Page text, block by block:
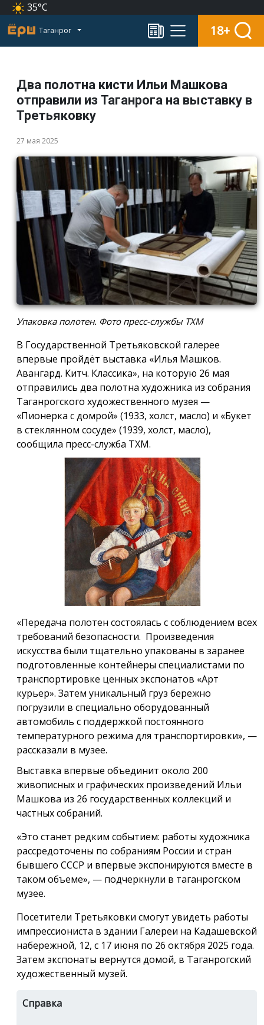
35°C
Таганрог 18+
Два полотна кисти Ильи Машкова
отправили из Таганрога на выставку в
Третьяковку
27 мая 2025
Упаковка полотен. Фото пресс-службы ТХМ
В Государственной Третьяковской галерее
впервые пройдёт выставка «Илья Машков.
Авангард. Китч. Классика», на которую 26 мая
отправились два полотна художника из собрания
Таганрогского художественного музея —
«Пионерка с домрой» (1933, холст, масло) и «Букет
в стеклянном сосуде» (1939, холст, масло),
сообщила пресс-служба ТХМ.
Предыдущий
«Передача полотен состоялась с соблюдением всех
требований безопасности. Произведения
искусства были тщательно упакованы в заранее
подготовленные контейнеры специалистами по
транспортировке ценных экспонатов «Арт
курьер». Затем уникальный груз бережно
погрузили в специально оборудованный
автомобиль с поддержкой постоянного
температурного режима для транспортировки», —
рассказали в музее.
Выставка впервые объединит около 200
живописных и графических произведений Ильи
Машкова из 26 государственных коллекций и
частных собраний.
«Это станет редким событием: работы художника
рассредоточены по собраниям России и стран
бывшего СССР и впервые экспонируются вместе в
таком объеме», — подчеркнули в таганрогском
музее.
Посетители Третьяковки смогут увидеть работы
импрессиониста в здании Галереи на Кадашевской
набережной, 12, с 17 июня по 26 октября 2025 года.
Затем экспонаты вернутся домой, в Таганрогский
художественный музей.
Справка